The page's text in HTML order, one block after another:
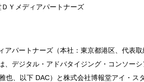
Ｙメディアパートナーズ
アパートナーズ（本社：東京都港区、代表
、デジタル・アドバタイジング・コンソー
也、以下 DAC）と株式会社博報堂アイ・ス